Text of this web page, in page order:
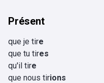
Présent
que je tire
que tu tires
qu'il tire
que nous tirions